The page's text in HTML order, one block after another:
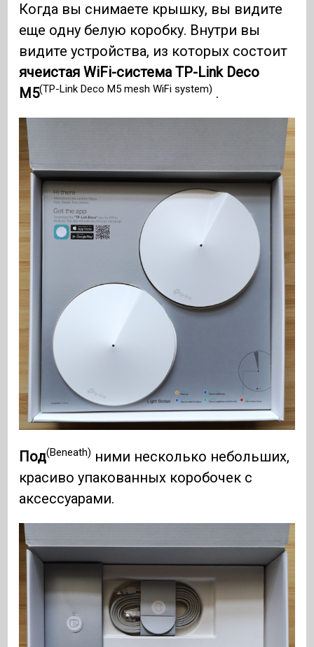
Когда вы снимаете крышку, вы видите
еще одну белую коробку. Внутри вы
видите устройства, из которых состоит
ячеистая WiFi-система TP-Link Deco
M5(TP-Link Deco M5 mesh WiFi system) .
Под(Beneath) ними несколько небольших,
красиво упакованных коробочек с
аксессуарами.